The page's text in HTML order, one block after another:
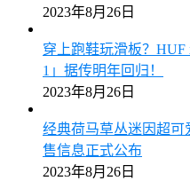
2023年8月26日
穿上跑鞋玩滑板？
1」据传明年回归！
2023年8月26日
经典荷马草丛迷因超可
售信息正式公布
2023年8月26日